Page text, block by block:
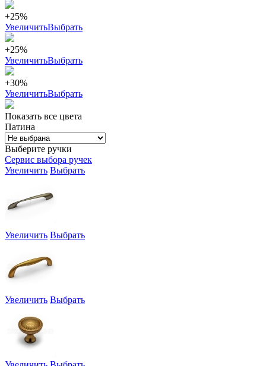
+25%
УвеличитьВыбрать
+25%
УвеличитьВыбрать
+30%
УвеличитьВыбрать
Показать все цвета
Патина
Выберите ручки
Сервис выбора ручек
Увеличить Выбрать
Увеличить Выбрать
Увеличить Выбрать